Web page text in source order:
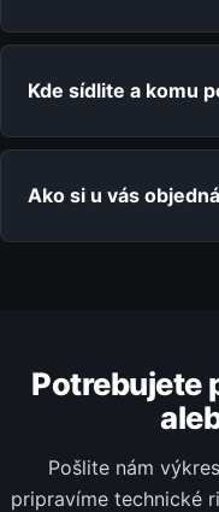
Kde sídlite a komu
Ako si u vás
Potrebujete
Pošlite nám
pripravíme technické